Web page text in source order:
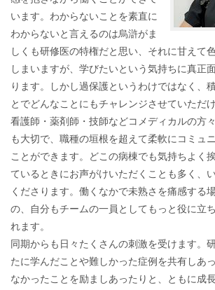
います。わからないことを素直に
わからないと言えるのは烏滸がま
しくも研修医の特権だと思い、それに甘えて
しまいますが、学びたいという気持ちに真正
ります。しかし過保護というわけではなく、
とでどんなことにもチャレンジさせていただけ
看護師・薬剤師・技師などコメディカルの方
も大切で、職種の垣根を超えて柔軟にコミュ
ことができます。どこの病棟でも気持ちよく
ているときにお声がけいただくことも多く、
くださります。働くなかで未熟さを痛感する
の、自分もチームの一員としてもっと役に立
れます。
同期からも日々たくさんの刺激を受けます。
たに学んだことや難しかった症例を共有しあ
なかったことを励ましあったりと、ともに成